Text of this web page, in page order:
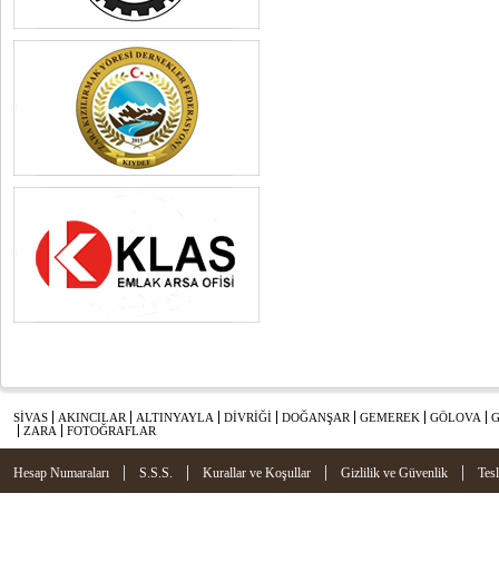
SİVAS AKINCILAR ALTINYAYLA DİVRİĞİ DOĞANŞAR GEMEREK GÖLOVA
ZARA
FOTOĞRAFLAR
Hesap Numaraları | S.S.S. | Kurallar ve Koşullar | Gizlilik ve Güvenlik |